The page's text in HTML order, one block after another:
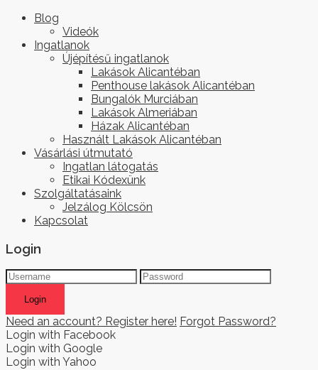
Blog
Videók
Ingatlanok
Újépítésű ingatlanok
Lakások Alicantéban
Penthouse lakások Alicantéban
Bungalók Murciában
Lakások Almeriában
Házak Alicantéban
Használt Lakások Alicantéban
Vásárlási útmutató
Ingatlan látogatás
Etikai Kódexünk
Szolgáltatásaink
Jelzálog Kölcsön
Kapcsolat
Login
Login
Need an account? Register here! Forgot Password?
Login with Facebook
Login with Google
Login with Yahoo